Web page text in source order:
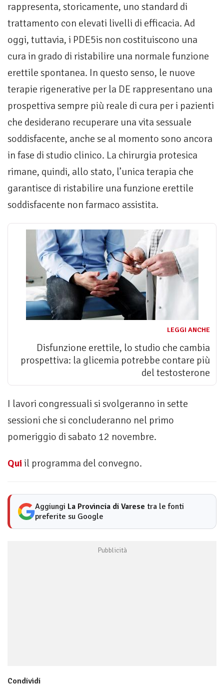
rappresenta, storicamente, uno standard di
trattamento con elevati livelli di efficacia. Ad
oggi, tuttavia, i PDE5is non costituiscono una
cura in grado di ristabilire una normale funzione
erettile spontanea. In questo senso, le nuove
terapie rigenerative per la DE rappresentano una
prospettiva sempre più reale di cura per i pazienti
che desiderano recuperare una vita sessuale
soddisfacente, anche se al momento sono ancora
in fase di studio clinico. La chirurgia protesica
rimane, quindi, allo stato, l’unica terapia che
garantisce di ristabilire una funzione erettile
soddisfacente non farmaco assistita.
LEGGI ANCHE
Disfunzione erettile, lo studio che cambia
prospettiva: la glicemia potrebbe contare più
del testosterone
I lavori congressuali si svolgeranno in sette
sessioni che si concluderanno nel primo
pomeriggio di sabato 12 novembre.
Qui il programma del convegno.
Aggiungi La Provincia di Varese tra le fonti
preferite su Google
Condividi